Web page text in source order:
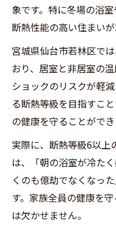
象です。特に冬場の浴
断熱性能の高い住まいが
宮城県仙台市若林区で
おり、居室と非居室の
ショックのリスクが軽
る断熱等級を目指すこ
の健康を守ることができ
実際に、断熱等級6以上
は、「朝の浴室が冷た
くのも億劫でなくなっ
す。家族全員の健康を
は欠かせません。